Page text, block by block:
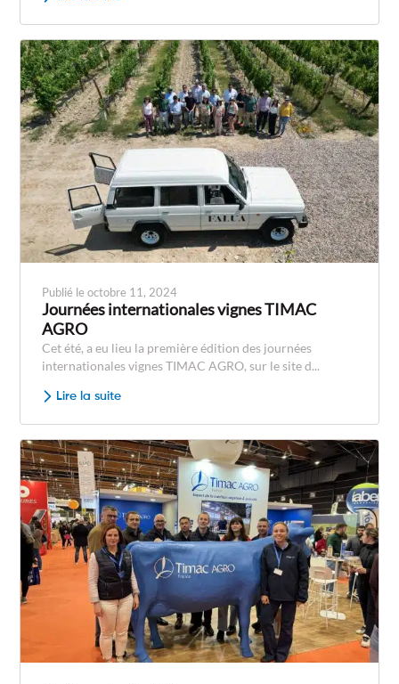
Publié le octobre 11, 2024
Journées internationales vignes TIMAC
AGRO
Cet été, a eu lieu la première édition des journées
internationales vignes TIMAC AGRO, sur le site d...
Lire la suite